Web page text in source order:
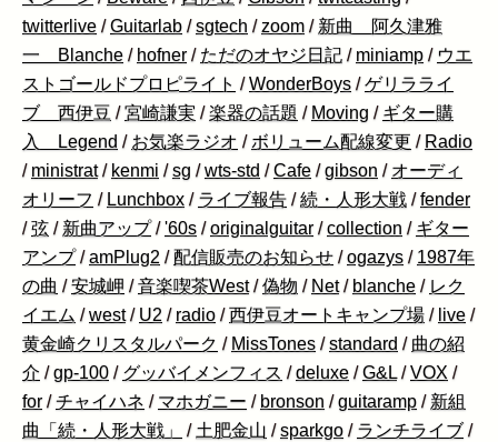
twitterlive /Guitarlab /sgtech /zoom / 新曲 阿久津雅
一 Blanche / hofner / ただのオヤジ日記 / miniamp / ウエ
ストゴールドプロピライト /WonderBoys /ゲリラライ
ブ 西伊豆 /宮崎謙実 /楽器の話題 / Moving / ギター購
入 Legend / お気楽ラジオ / ボリューム配線変更 / Radio
/ ministrat / kenmi /sg /wts-std /Cafe /gibson / オーディ
オリーフ / Lunchbox / ライブ報告 /続・人形大戦 /fender
/弦 / 新曲アップ /'60s /originalguitar /collection / ギター
アンプ /amPlug2 /配信販売のお知らせ /ogazys / 1987年
の曲 /安城岬 /音楽喫茶West /偽物 / Net / blanche / レク
イエム /west / U2 / radio /西伊豆オートキャンプ場 / live /
黄金崎クリスタルパーク / MissTones /standard / 曲の紹
介 /gp-100 / グッバイメンフィス /deluxe /G&L /VOX /
for /チャイハネ / マホガニー / bronson /guitaramp / 新組
曲「続・人形大戦」
/ 土肥金山 /sparkgo / ランチライブ /